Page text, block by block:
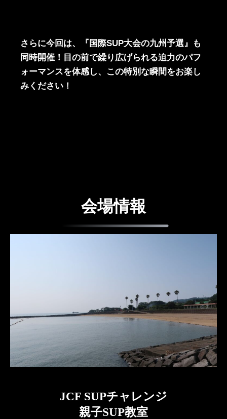
さらに今回は、『国際SUP大会の九州予選』も
同時開催！目の前で繰り広げられる迫力のパフ
ォーマンスを体感し、この特別な瞬間をお楽し
みください！
会場情報
JCF SUPチャレンジ
親子SUP教室